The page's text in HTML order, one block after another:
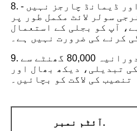
8. کوئی الیکٹرک استعمال اور ڈیمانڈ چارجز نہیں -
سولر لائٹ مکمل طور پر
آپ کو بجلی کے استعمال
کرنے کی ضرورت نہیں ہے۔
9. ایل ای ڈی لائٹ لائف کا دورانیہ 80,000 گھنٹے سے
تبدیلی، دیکھ بھال اور
تنصیب کی لاگت کو بچائیں۔
آئٹم نمبر.